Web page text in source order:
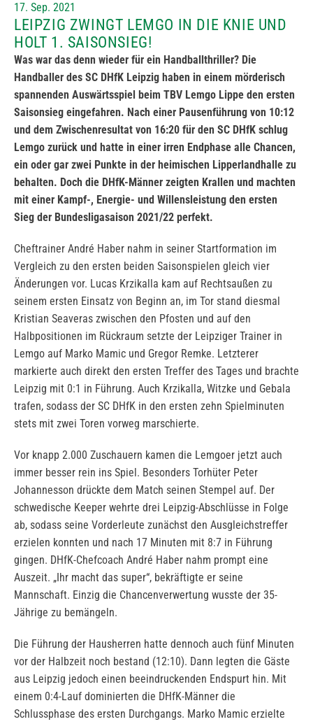
17. Sep. 2021
LEIPZIG ZWINGT LEMGO IN DIE KNIE UND
HOLT 1. SAISONSIEG!
Was war das denn wieder für ein Handballthriller? Die
Handballer des SC DHfK Leipzig haben in einem mörderisch
spannenden Auswärtsspiel beim TBV Lemgo Lippe den ersten
Saisonsieg eingefahren. Nach einer Pausenführung von 10:12
und dem Zwischenresultat von 16:20 für den SC DHfK schlug
Lemgo zurück und hatte in einer irren Endphase alle Chancen,
ein oder gar zwei Punkte in der heimischen Lipperlandhalle zu
behalten. Doch die DHfK-Männer zeigten Krallen und machten
mit einer Kampf-, Energie- und Willensleistung den ersten
Sieg der Bundesligasaison 2021/22 perfekt.
Cheftrainer André Haber nahm in seiner Startformation im
Vergleich zu den ersten beiden Saisonspielen gleich vier
Änderungen vor. Lucas Krzikalla kam auf Rechtsaußen zu
seinem ersten Einsatz von Beginn an, im Tor stand diesmal
Kristian Seaveras zwischen den Pfosten und auf den
Halbpositionen im Rückraum setzte der Leipziger Trainer in
Lemgo auf Marko Mamic und Gregor Remke. Letzterer
markierte auch direkt den ersten Treffer des Tages und brachte
Leipzig mit 0:1 in Führung. Auch Krzikalla, Witzke und Gebala
trafen, sodass der SC DHfK in den ersten zehn Spielminuten
stets mit zwei Toren vorweg marschierte.
Vor knapp 2.000 Zuschauern kamen die Lemgoer jetzt auch
immer besser rein ins Spiel. Besonders Torhüter Peter
Johannesson drückte dem Match seinen Stempel auf. Der
schwedische Keeper wehrte drei Leipzig-Abschlüsse in Folge
ab, sodass seine Vorderleute zunächst den Ausgleichstreffer
erzielen konnten und nach 17 Minuten mit 8:7 in Führung
gingen. DHfK-Chefcoach André Haber nahm prompt eine
Auszeit. „Ihr macht das super“, bekräftigte er seine
Mannschaft. Einzig die Chancenverwertung wusste der 35-
Jährige zu bemängeln.
Die Führung der Hausherren hatte dennoch auch fünf Minuten
vor der Halbzeit noch bestand (12:10). Dann legten die Gäste
aus Leipzig jedoch einen beeindruckenden Endspurt hin. Mit
einem 0:4-Lauf dominierten die DHfK-Männer die
Schlussphase des ersten Durchgangs. Marko Mamic erzielte